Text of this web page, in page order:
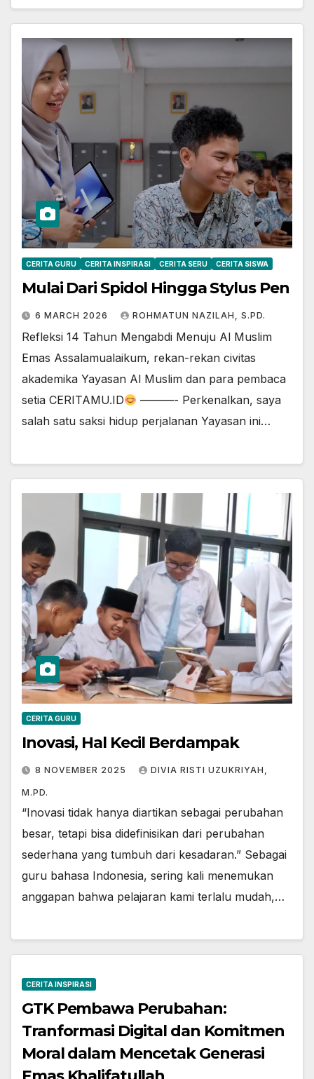
CERITA GURU CERITA INSPIRASI CERITA SERU CERITA SISWA
Mulai Dari Spidol Hingga Stylus Pen
6 MARCH 2026 ROHMATUN NAZILAH, S.PD.
Refleksi 14 Tahun Mengabdi Menuju Al Muslim
Emas Assalamualaikum, rekan-rekan civitas
akademika Yayasan Al Muslim dan para pembaca
setia CERITAMU.ID
———- Perkenalkan, saya
salah satu saksi hidup perjalanan Yayasan ini…
CERITA GURU
Inovasi, Hal Kecil Berdampak
8 NOVEMBER 2025 DIVIA RISTI UZUKRIYAH,
M.PD.
“Inovasi tidak hanya diartikan sebagai perubahan
besar, tetapi bisa didefinisikan dari perubahan
sederhana yang tumbuh dari kesadaran.” Sebagai
guru bahasa Indonesia, sering kali menemukan
anggapan bahwa pelajaran kami terlalu mudah,…
CERITA INSPIRASI
GTK Pembawa Perubahan:
Tranformasi Digital dan Komitmen
Moral dalam Mencetak Generasi